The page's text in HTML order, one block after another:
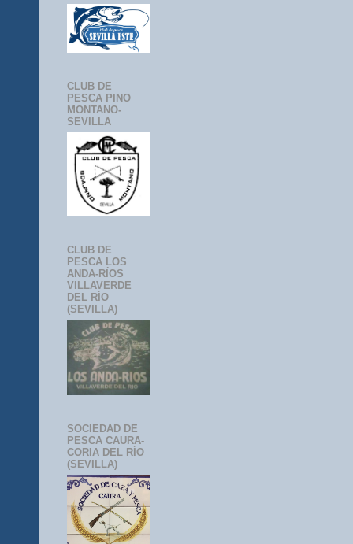
CLUB DE
PESCA PINO
MONTANO-
SEVILLA
CLUB DE
PESCA LOS
ANDA-RÍOS
VILLAVERDE
DEL RÍO
(SEVILLA)
SOCIEDAD DE
PESCA CAURA-
CORIA DEL RÍO
(SEVILLA)